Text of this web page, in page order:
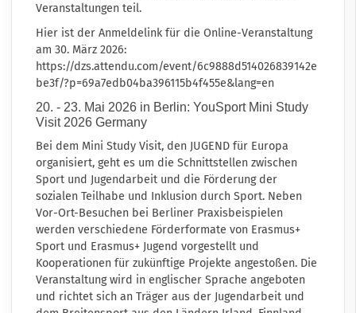
Veranstaltungen teil.
Hier ist der Anmeldelink für die Online-Veranstaltung
am 30. März 2026:
https://dzs.attendu.com/event/6c9888d514026839142e
be3f/?p=69a7edb04ba396115b4f455e&lang=en
20. - 23. Mai 2026 in Berlin: YouSport Mini Study
Visit 2026 Germany
Bei dem Mini Study Visit, den JUGEND für Europa
organisiert, geht es um die Schnittstellen zwischen
Sport und Jugendarbeit und die Förderung der
sozialen Teilhabe und Inklusion durch Sport. Neben
Vor-Ort-Besuchen bei Berliner Praxisbeispielen
werden verschiedene Förderformate von Erasmus+
Sport und Erasmus+ Jugend vorgestellt und
Kooperationen für zukünftige Projekte angestoßen. Die
Veranstaltung wird in englischer Sprache angeboten
und richtet sich an Träger aus der Jugendarbeit und